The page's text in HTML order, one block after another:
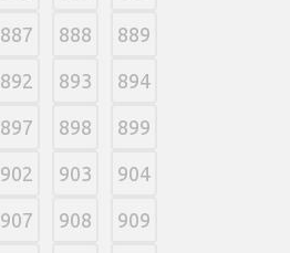
887 888 889
892 893 894
897 898 899
902 903 904
907 908 909